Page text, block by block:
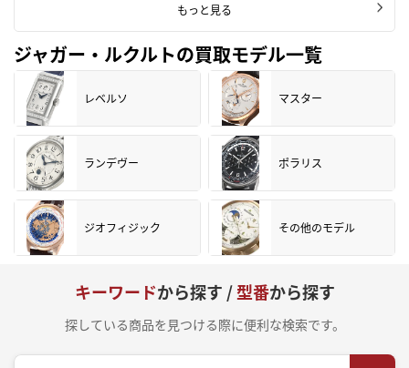
もっと見る
ジャガー・ルクルトの買取モデル一覧
レベルソ マスター
ランデヴー ポラリス
ジオフィジック その他のモデル
キーワードから探す /型番から探す
探している商品を見つける際に便利な検索です。